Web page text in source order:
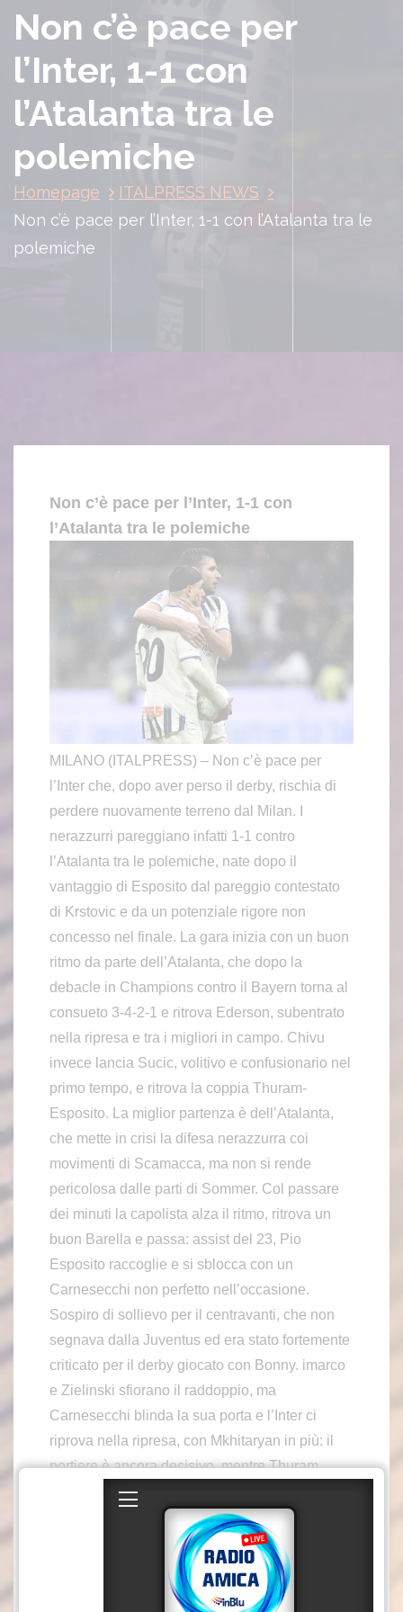
Non c’è pace per
l’Inter, 1-1 con
l’Atalanta tra le
polemiche
Homepage
ITALPRESS NEWS
Non c’è pace per l’Inter, 1-1 con l’Atalanta tra le
polemiche
Non c’è pace per l’Inter, 1-1 con
l’Atalanta tra le polemiche
MILANO (ITALPRESS) – Non c’è pace per
l’Inter che, dopo aver perso il derby, rischia di
perdere nuovamente terreno dal Milan. I
nerazzurri pareggiano infatti 1-1 contro
l’Atalanta tra le polemiche, nate dopo il
vantaggio di Esposito dal pareggio contestato
di Krstovic e da un potenziale rigore non
concesso nel finale. La gara inizia con un buon
ritmo da parte dell’Atalanta, che dopo la
debacle in Champions contro il Bayern torna al
consueto 3-4-2-1 e ritrova Ederson, subentrato
nella ripresa e tra i migliori in campo. Chivu
invece lancia Sucic, volitivo e confusionario nel
primo tempo, e ritrova la coppia Thuram-
Esposito. La miglior partenza è dell’Atalanta,
che mette in crisi la difesa nerazzurra coi
movimenti di Scamacca, ma non si rende
pericolosa dalle parti di Sommer. Col passare
dei minuti la capolista alza il ritmo, ritrova un
buon Barella e passa: assist del 23, Pio
Esposito raccoglie e si sblocca con un
Carnesecchi non perfetto nell’occasione.
Sospiro di sollievo per il centravanti, che non
segnava dalla Juventus ed era stato fortemente
criticato per il derby giocato con Bonny. imarco
e Zielinski sfiorano il raddoppio, ma
Carnesecchi blinda la sua porta e l’Inter ci
riprova nella ripresa, con Mkhitaryan in più: il
portiere è ancora decisivo, mentre Thuram
spreca in due occasioni. L’Inter non sfrutta le
sue occasioni, mentre l’Atalanta cambia pelle
con Ederson e Krstovic, che danno più ritmo e
verticalità alla squadra. La Dea cresce col
passare dei minuti, Carlos Augusto evita il pari